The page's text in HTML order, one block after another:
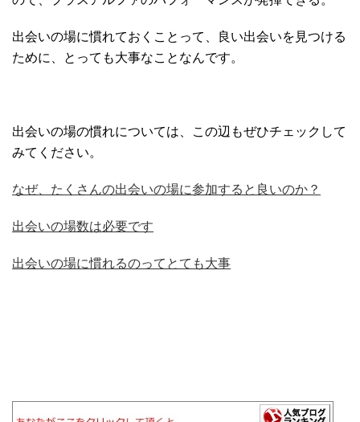
出会いの場に慣れておくことって、良い出会いを見つける
ために、とっても大事なことなんです。
出会いの場の慣れについては、この辺もぜひチェックして
みてください。
なぜ、たくさんの出会いの場に参加すると良いのか？
出会いの場数は必要です
出会いの場に慣れるのってとても大事